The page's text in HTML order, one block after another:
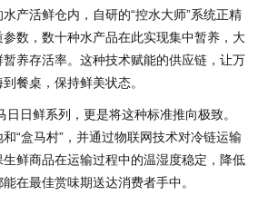
产活鲜仓内，自研的“控水大师”系统正精
数，数十种水产品在此实现集中暂养，大
养存活率。这种技术赋能的供应链，让万
餐桌，保持鲜美状态。
日日鲜系列，更是将这种标准推向极致。
“盒马村”‌，并通过‌物联网技术‌对冷链运输
鲜商品在运输过程中的温湿度稳定，降低
在最佳赏味期送达消费者⼿中。